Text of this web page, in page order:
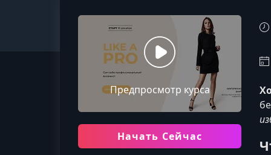
Предпросмотр курса
Начать Сейчас